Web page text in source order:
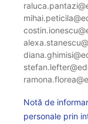
Notă de
personale prin